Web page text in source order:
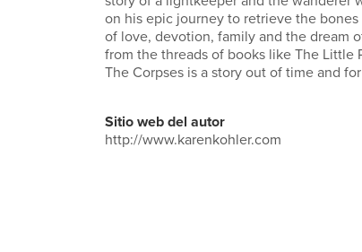
on his epic journey to retrieve the bones
of love, devotion, family and the dream
from the threads of books like The Little
The Corpses is a story out of time and
Sitio web del autor
http://www.karenkohler.com